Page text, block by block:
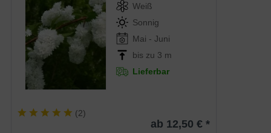
Weiß
Sonnig
Mai - Juni
bis zu 3 m
Lieferbar
(2)
ab 12,50 € *